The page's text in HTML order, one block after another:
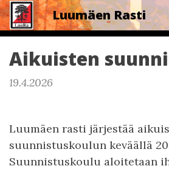
Luumäen Rasti
Aikuisten
19.4.2026
Luumäen rasti järjestää
suunnistuskoulun keväällä
Suunnistuskoulu aloitetaan